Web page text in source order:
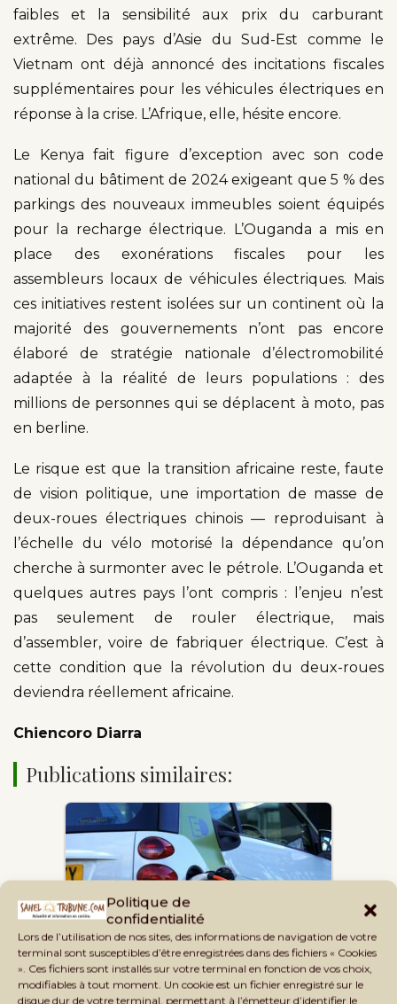
Politique de
confidentialité
Lors de l’utilisation de nos sites, des informations de navigation de votre
terminal sont susceptibles d’être enregistrées dans des fichiers « Cookies
». Ces fichiers sont installés sur votre terminal en fonction de vos choix,
modifiables à tout moment. Un cookie est un fichier enregistré sur le
disque dur de votre terminal, permettant à l’émetteur d’identifier le
faibles et la sensibilité aux prix du carburant
extrême. Des pays d’Asie du Sud-Est comme le
Vietnam ont déjà annoncé des incitations fiscales
supplémentaires pour les véhicules électriques en
réponse à la crise. L’Afrique, elle, hésite encore.
Le Kenya fait figure d’exception avec son code
national du bâtiment de 2024 exigeant que 5 % des
parkings des nouveaux immeubles soient équipés
pour la recharge électrique. L’Ouganda a mis en
place des exonérations fiscales pour les
assembleurs locaux de véhicules électriques. Mais
ces initiatives restent isolées sur un continent où la
majorité des gouvernements n’ont pas encore
élaboré de stratégie nationale d’électromobilité
adaptée à la réalité de leurs populations : des
millions de personnes qui se déplacent à moto, pas
en berline.
Le risque est que la transition africaine reste, faute
de vision politique, une importation de masse de
deux-roues électriques chinois — reproduisant à
l’échelle du vélo motorisé la dépendance qu’on
cherche à surmonter avec le pétrole. L’Ouganda et
quelques autres pays l’ont compris : l’enjeu n’est
pas seulement de rouler électrique, mais
d’assembler, voire de fabriquer électrique. C’est à
cette condition que la révolution du deux-roues
deviendra réellement africaine.
Chiencoro Diarra
Publications similaires:
Voitures électriques : comment la
crise pétrolière…